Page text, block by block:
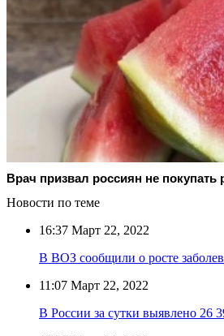
Врач призвал россиян не покупать
Новости по теме
16:37 Март 22, 2022
В ВОЗ сообщили о росте
11:07 Март 22, 2022
В России за сутки выявлено 26